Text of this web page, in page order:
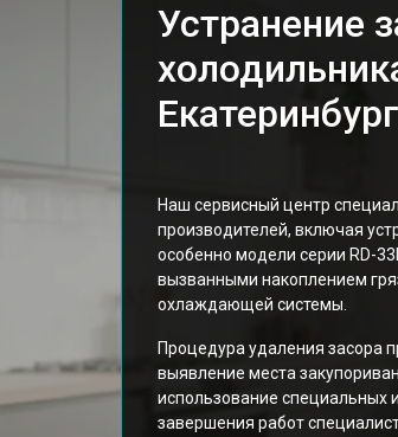
Устранение
Наш сервисный центр
производителей, включая
особенно модели серии RD-
вызванными накоплением
охлаждающей системы.
Процедура удаления засора
выявление места
использование специальных
завершения работ